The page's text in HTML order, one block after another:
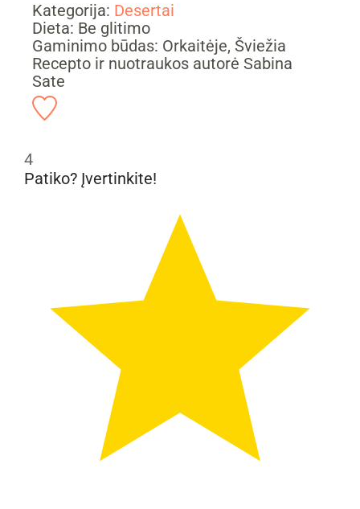
Kategorija: Desertai
Dieta: Be glitimo
Gaminimo būdas: Orkaitėje, Šviežia
Recepto ir nuotraukos autorė Sabina
Sate
4
Patiko? Įvertinkite!